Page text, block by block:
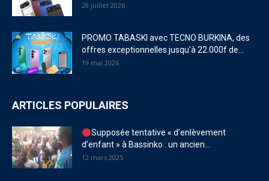
28 juillet 2026
PROMO TABASKI avec TECNO BURKINA, des
offres exceptionnelles jusqu’à 22.000f de...
19 mai 2026
ARTICLES POPULAIRES
Supposée tentative « d’enlèvement
d’enfant » à Bassinko : un ancien...
12 mars 2025